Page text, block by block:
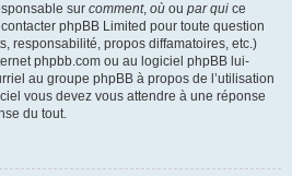
sur comment, où ou par qui ce
phpBB Limited pour toute question
responsabilité, propos diffamatoires, etc.)
phpbb.com ou au logiciel phpBB lui-
au groupe phpBB à propos de l’utilisation
vous devez vous attendre à une réponse
du tout.